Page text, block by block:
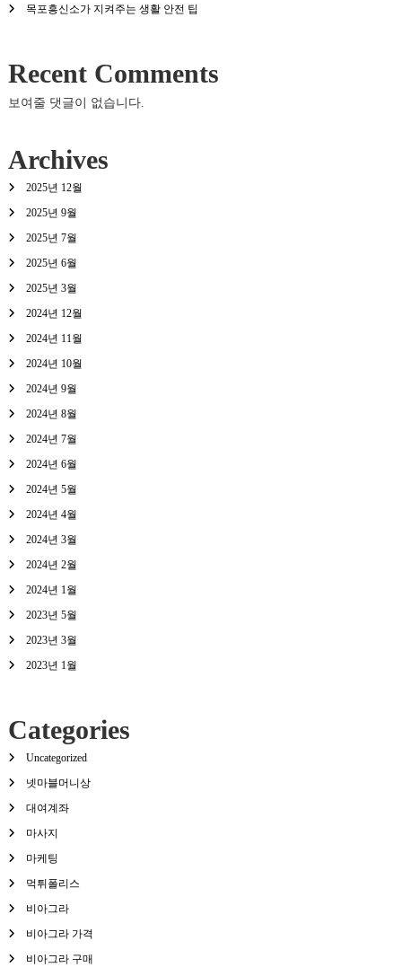
목포흥신소가 지켜주는 생활 안전 팁
Recent Comments
보여줄 댓글이 없습니다.
Archives
2025년 12월
2025년 9월
2025년 7월
2025년 6월
2025년 3월
2024년 12월
2024년 11월
2024년 10월
2024년 9월
2024년 8월
2024년 7월
2024년 6월
2024년 5월
2024년 4월
2024년 3월
2024년 2월
2024년 1월
2023년 5월
2023년 3월
2023년 1월
Categories
Uncategorized
넷마블머니상
대여계좌
마사지
마케팅
먹튀폴리스
비아그라
비아그라 가격
비아그라 구매